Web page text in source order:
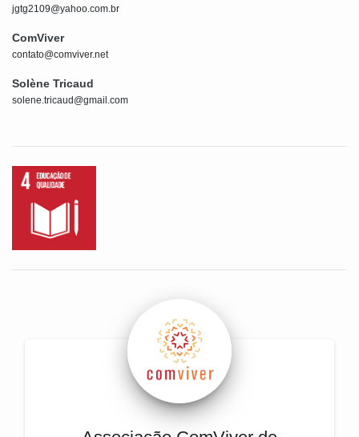
jgtg2109@yahoo.com.br
ComViver
contato@comviver.net
Solène Tricaud
solene.tricaud@gmail.com